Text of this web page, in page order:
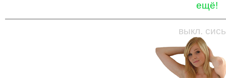
ещё!
—————————————————
выкл.